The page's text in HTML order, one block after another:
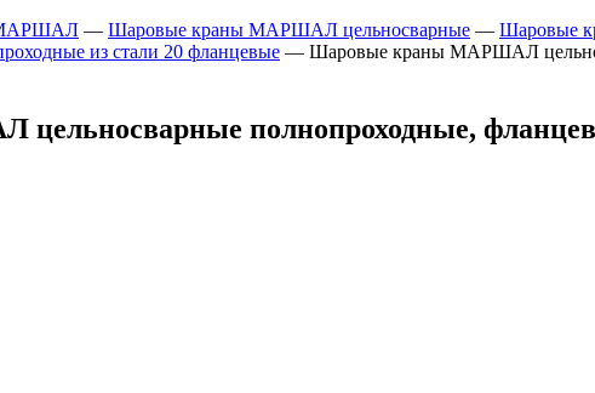
— Шаровые краны МАРШАЛ цельносварные — Шаровые
из стали 20 фланцевые — Шаровые краны МАРШАЛ
полнопроходные,